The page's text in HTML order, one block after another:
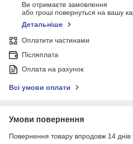
Ви отримаєте замовлення
або гроші повернуться на вашу
Детальніше
Оплатити частинами
Післяплата
Оплата на рахунок
Всі умови оплати
Умови повернення
Повернення товару впродовж 14 днів